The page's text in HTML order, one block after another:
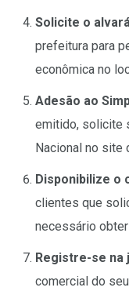
Solicite o
prefeitura para
econômica no
Adesão ao
emitido, solicite
Nacional no site
Disponibilize o
clientes que
necessário
Registre-se na
comercial do